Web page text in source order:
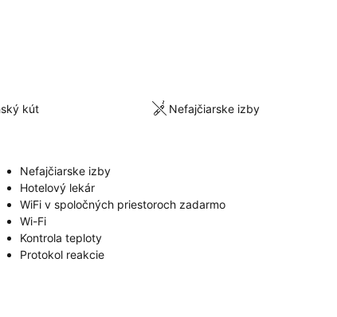
kút
Nefajčiarske izby
Nefajčiarske izby
Hotelový lekár
WiFi v spoločných priestoroch zadarmo
Wi-Fi
Kontrola teploty
Protokol reakcie